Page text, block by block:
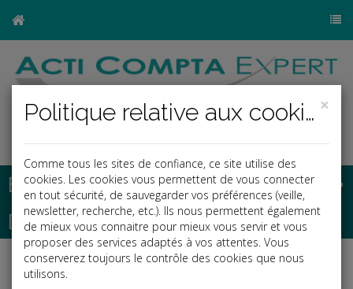
Base documentaire
Dépêches
j a b
×
Politique relative aux cookies
Comme tous les sites de confiance, ce site utilise des
cookies. Les cookies vous permettent de vous connecter
en tout sécurité, de sauvegarder vos préférences (veille,
newsletter, recherche, etc.). Ils nous permettent également
de mieux vous connaitre pour mieux vous servir et vous
proposer des services adaptés à vos attentes. Vous
conserverez toujours le contrôle des cookies que nous
utilisons.